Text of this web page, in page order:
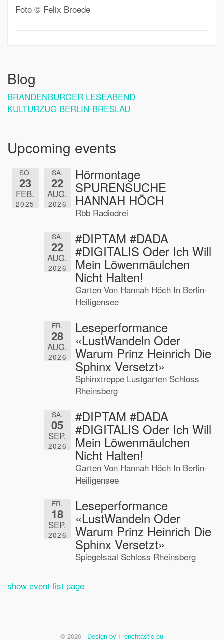
Foto © Felix Broede
Blog
BRANDENBURGER LESEABEND
KULTURZUG BERLIN-BRESLAU
Upcoming events
SO.
23
FEB.
2025
SA.
22
AUG.
2026
Hörmontage
SPURENSUCHE
HANNAH HÖCH
Rbb Radiodrei
SA.
22
AUG.
2026
#DIPTAM #DADA
#DIGITALIS Oder Ich Will
Mein Löwenmäulchen
Nicht Halten!
Garten Von Hannah Höch In Berlin-
Heiligensee
FR.
28
AUG.
2026
Leseperformance
«LustWandeln Oder
Warum Prinz Heinrich Die
Sphinx Versetzt»
Sphinxtreppe Lustgarten Schloss
Rheinsberg
SA.
05
SEP.
2026
#DIPTAM #DADA
#DIGITALIS Oder Ich Will
Mein Löwenmäulchen
Nicht Halten!
Garten Von Hannah Höch In Berlin-
Heiligensee
FR.
18
SEP.
2026
Leseperformance
«LustWandeln Oder
Warum Prinz Heinrich Die
Sphinx Versetzt»
Spiegelsaal Schloss Rheinsberg
show event-list page
© 2026 - Design by Frenchtastic.eu